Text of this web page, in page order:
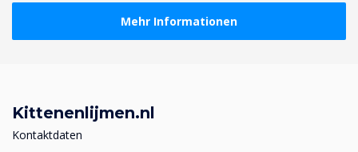
Mehr Informationen
Kittenenlijmen.nl
Kontaktdaten